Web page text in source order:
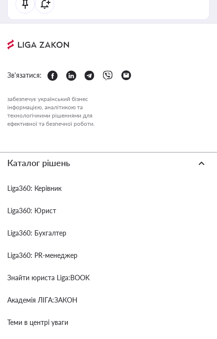
Зв'язатися:
забезпечує український бізнес
інформацією, аналітикою та
технологічними рішеннями для
ефективної та безпечної роботи.
Каталог рішень
Liga360: Керівник
Liga360: Юрист
Liga360: Бухгалтер
Liga360: PR-менеджер
Знайти юриста Liga:BOOK
Академія ЛІГА:ЗАКОН
Теми в центрі уваги